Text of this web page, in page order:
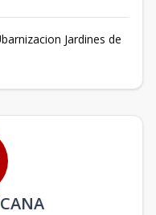
Jardines de